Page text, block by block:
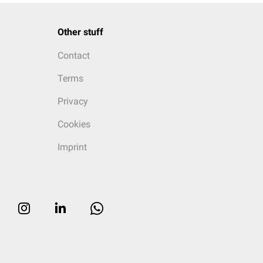
Other stuff
Contact
Terms
Privacy
Cookies
Imprint